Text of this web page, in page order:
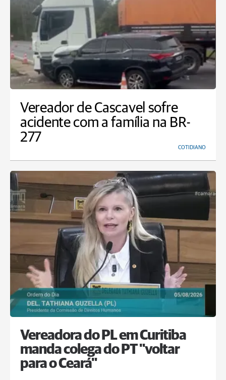
Vereador de Cascavel sofre
acidente com a família na BR-
277
COTIDIANO
Vereadora do PL em Curitiba
manda colega do PT "voltar
para o Ceará"